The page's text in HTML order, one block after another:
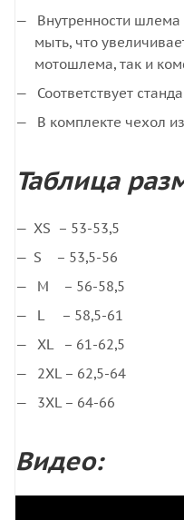
Внутренности
мыть, что
мотошлема, так и
Соответствует
В комплекте чехол
Таблица
XS – 53-53,5
S – 53,5-56
M – 56-58,5
L – 58,5-61
XL – 61-62,5
2XL – 62,5-64
3XL – 64-66
Видео: